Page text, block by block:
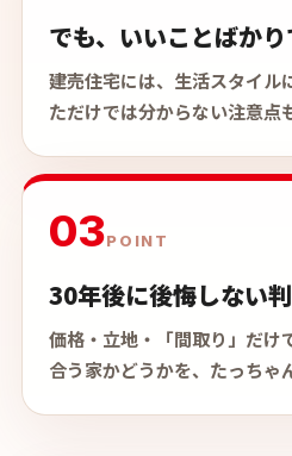
でも、いいことばかり
建売住宅には、生活スタイル
ただけでは分からない注意点
03POINT
30年後に後悔しない判
価格・立地・「間取り」だけ
合う家かどうかを、たっちゃ